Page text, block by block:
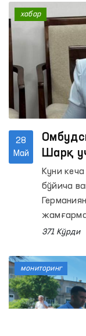
ташкил
ортиқ
28
Май
Шарқ
Куни
бўйича
371 Кўрди
хабар
мониторинг